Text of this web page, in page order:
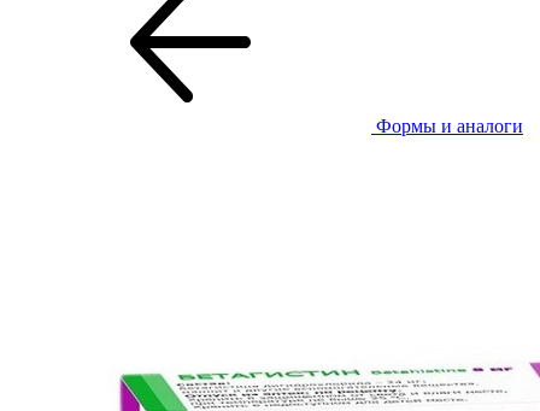
Формы и аналоги